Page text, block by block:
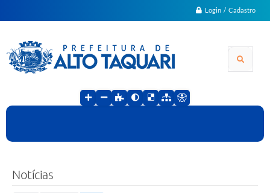
Login / Cadastro
Notícias